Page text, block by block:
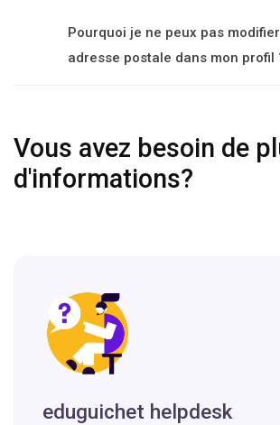
Pourquoi je ne peux pas
adresse postale dans mon profil
Vous avez besoin de
d'informations?
eduguichet helpdesk